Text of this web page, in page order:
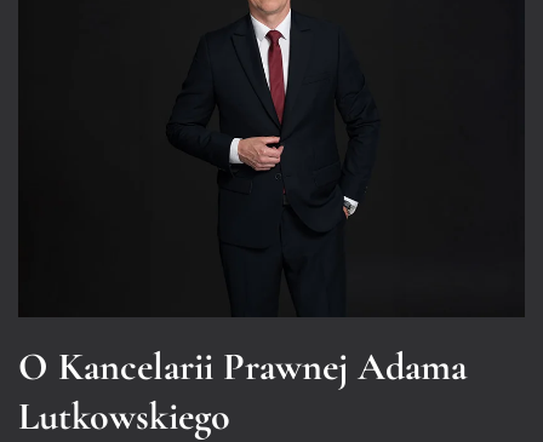
O Kancelarii Prawnej Adama
Lutkowskiego